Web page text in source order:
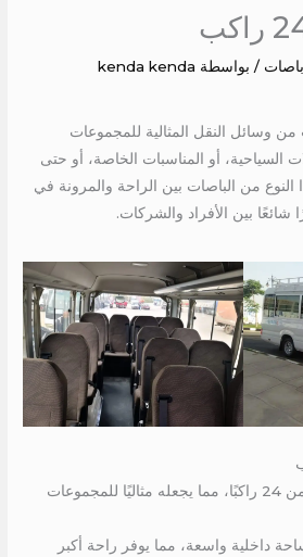
/ بواسطة kenda kenda
كوستر 24 راكب من وسائل النقل المثالية للمجموعات
السياحية، أو المناسبات الخاصة، أو حتى
النوع من الباصات بين الراحة والمرونة في
شائعًا بين الأفراد والشركات.
: يتسع لأكثر من 24 راكبًا، مما يجعله مثاليًا للمجموعات
داخلية واسعة، مما يوفر راحة أكبر